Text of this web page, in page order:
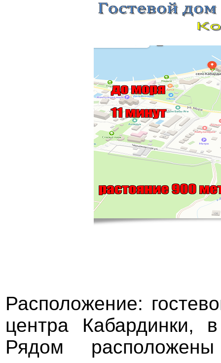
Расположение:
центра Кабардинки,
Рядом